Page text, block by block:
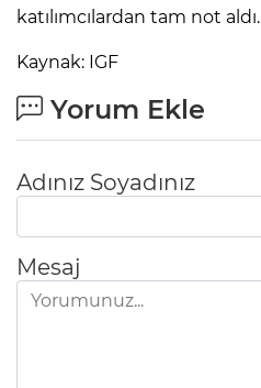
katılımcılardan tam not aldı.
Kaynak: IGF
Yorum Ekle
Adınız Soyadınız
Mesaj